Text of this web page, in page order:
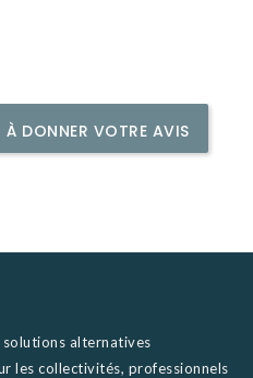
À DONNER VOTRE AVIS
alternatives
les collectivités, professionnels